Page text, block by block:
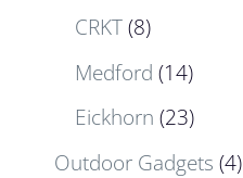
CRKT(8)
Medford (14)
Eickhorn (23)
Outdoor Gadgets (4)